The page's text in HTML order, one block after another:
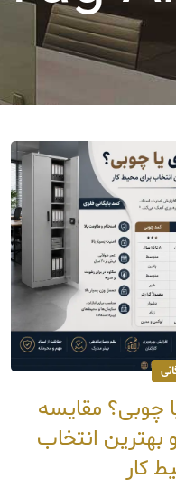
چوبی؟ مقایسه
بهترین انتخاب
کار